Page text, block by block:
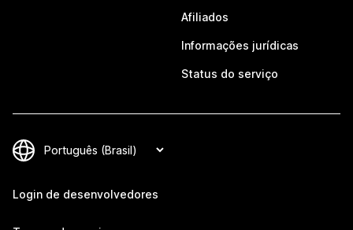
Afiliados
Informações jurídicas
Status do serviço
Login de desenvolvedores